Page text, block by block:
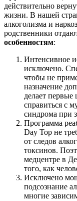
действительно
жизни. В нашей
алкоголизма и
родственники
особенностям:
Интенсивное
исключено.
чтобы не
назначение
делает
справиться с
синдрома при
Программа
Day Top не
от следов
токсинов.
медцентре в
того, как
Исключено
подсознание
многие